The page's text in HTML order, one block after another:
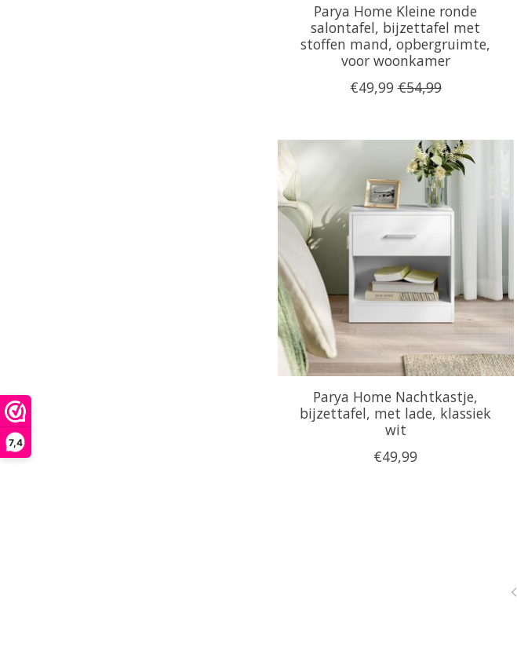
7,4
Parya Home Kleine ronde
salontafel, bijzettafel met
stoffen mand, opbergruimte,
voor woonkamer
€49,99 €54,99
Parya Home Nachtkastje,
bijzettafel, met lade, klassiek
wit
€49,99